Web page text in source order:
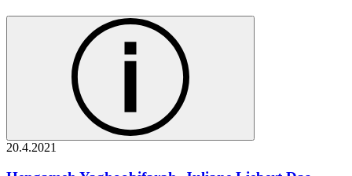
20.4.2021